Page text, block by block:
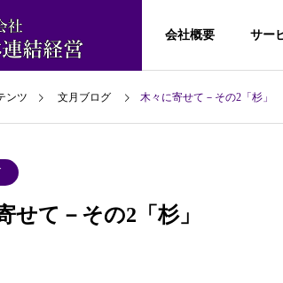
会社概要 サー
経営に
グ
ンツ 文月ブログ 木々に寄せて－その2「杉」
せて－その2「杉」